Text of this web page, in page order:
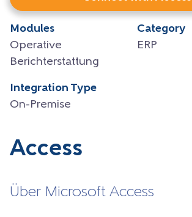
Modules
Operative
Berichterstattung
Category
ERP
Integration Type
On-Premise
Access
Über Microsoft Access